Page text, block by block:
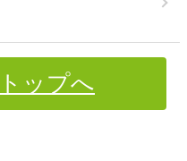
ップへ